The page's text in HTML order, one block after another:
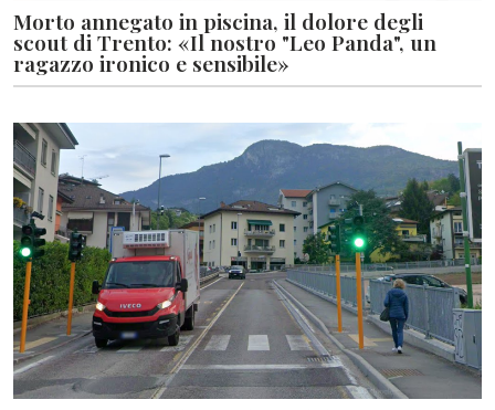
Morto annegato in piscina, il dolore degli
scout di Trento: «Il nostro "Leo Panda", un
ragazzo ironico e sensibile»